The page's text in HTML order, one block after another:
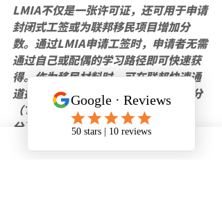
LMIA不仅是一张许可证，还可用于申请
封闭式工签或为联邦移民项目增加分
数。通过LMIA申请工签时，申请者无需
通过自己或配偶的学习路径即可快速获
得。作为移民材料时，可在联邦快速通
道打分系统中获得额外50分甚至200分
（TEER 0下的00类职业最多加200
分）。